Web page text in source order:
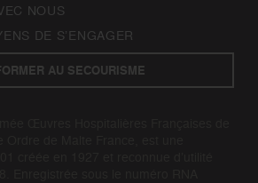
NOUS
DE S’ENGAGER
AU SECOURISME